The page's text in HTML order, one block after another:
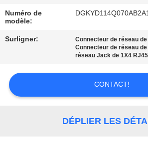
CONTRÔLE
DE
QUALITÉ
CONTACTEZ-
NOUS
DEMANDEZ
Numéro de
modèle:
Surligner: Connecteur de réseau
Connecteur de réseau
réseau Jack de 1X4 RJ45
CONTACT!
DÉPLIER LES